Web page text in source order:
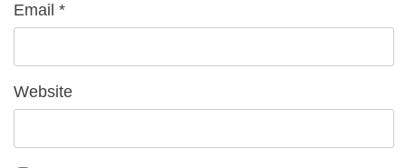
Email *
Website